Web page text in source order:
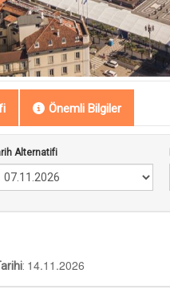
Önemli Bilgiler
Alternatifi
: 14.11.2026